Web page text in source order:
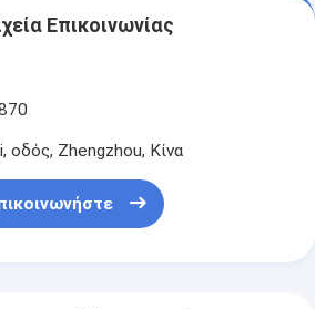
Επικοινωνίας
οδός, Zhengzhou, Κίνα